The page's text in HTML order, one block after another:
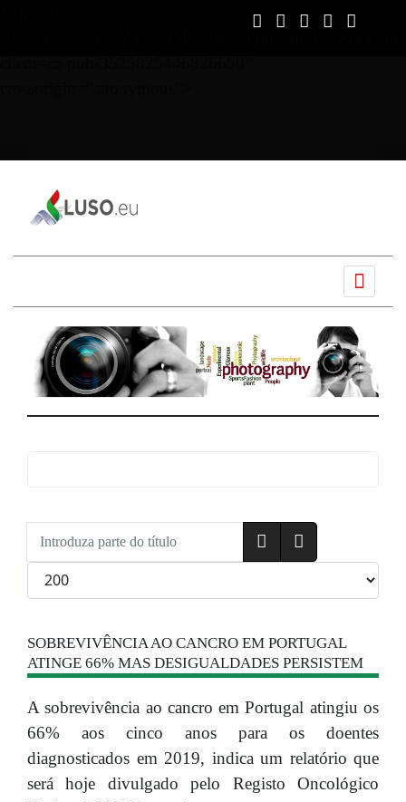
Introduza parte do título
Qtd. a exibir
SOBREVIVÊNCIA AO CANCRO EM PORTUGAL
ATINGE 66% MAS DESIGUALDADES PERSISTEM
A sobrevivência ao cancro em Portugal atingiu os
66% aos cinco anos para os doentes
diagnosticados em 2019, indica um relatório que
será hoje divulgado pelo Registo Oncológico